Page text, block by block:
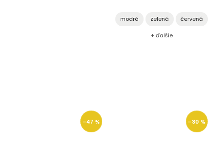
modrá zelená červená
+ ďalšie
–47 % –30 %